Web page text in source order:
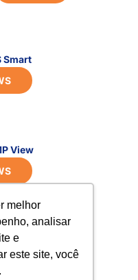
melhor
analisar
e
este site, você
Smart
View